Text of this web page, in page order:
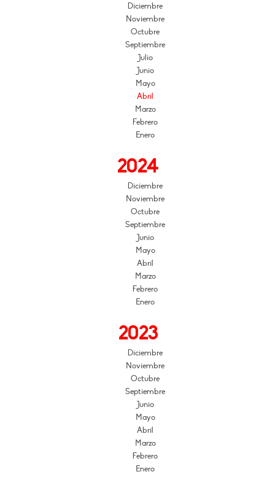
Diciembre
Noviembre
Octubre
Septiembre
Julio
Junio
Mayo
Abril
Marzo
Febrero
Enero
2024
Diciembre
Noviembre
Octubre
Septiembre
Junio
Mayo
Abril
Marzo
Febrero
Enero
2023
Diciembre
Noviembre
Octubre
Septiembre
Junio
Mayo
Abril
Marzo
Febrero
Enero